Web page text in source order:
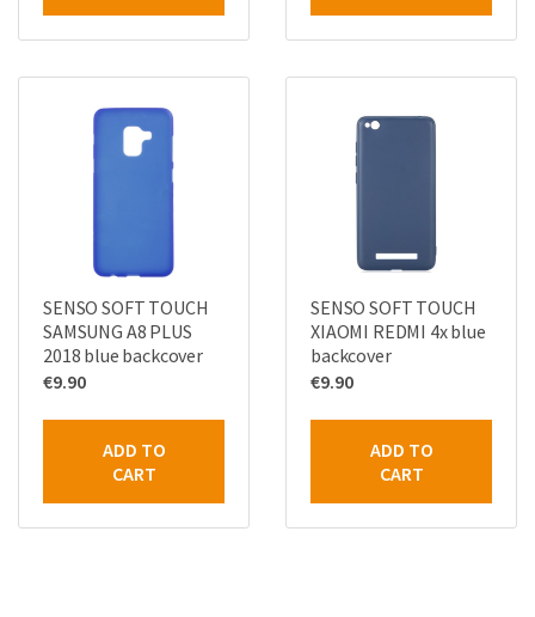
SENSO SOFT TOUCH
SAMSUNG A8 PLUS
2018 blue backcover
€9.90
ADD TO
CART
SENSO SOFT TOUCH
XIAOMI REDMI 4x blue
backcover
€9.90
ADD TO
CART